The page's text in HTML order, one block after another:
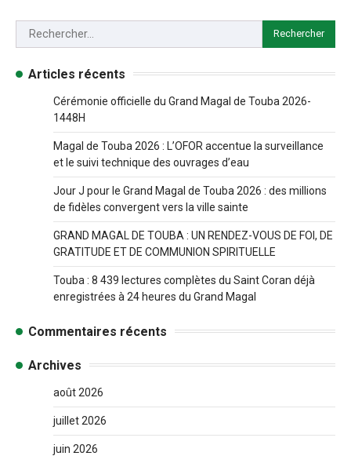
Articles récents
Cérémonie officielle du Grand Magal de Touba 2026-
1448H
Magal de Touba 2026 : L’OFOR accentue la surveillance
et le suivi technique des ouvrages d’eau
Jour J pour le Grand Magal de Touba 2026 : des millions
de fidèles convergent vers la ville sainte
GRAND MAGAL DE TOUBA : UN RENDEZ-VOUS DE FOI, DE
GRATITUDE ET DE COMMUNION SPIRITUELLE
Touba : 8 439 lectures complètes du Saint Coran déjà
enregistrées à 24 heures du Grand Magal
Commentaires récents
Archives
août 2026
juillet 2026
juin 2026